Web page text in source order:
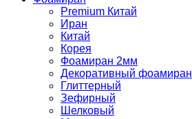
Premium Китай
Иран
Китай
Корея
Фоамиран 2мм
Декоративный фоамиран
Глиттерный
Зефирный
Шелковый